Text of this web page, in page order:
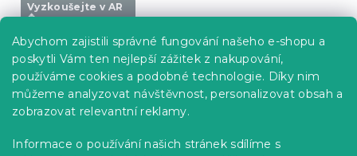
Abychom zajistili správné fungování našeho e-shopu a
poskytli Vám ten nejlepší zážitek z nakupování,
používáme cookies a podobné technologie. Díky nim
můžeme analyzovat návštěvnost, personalizovat obsah a
zobrazovat relevantní reklamy.
Informace o používání našich stránek sdílíme s
Vyzkoušejte v AR
❖